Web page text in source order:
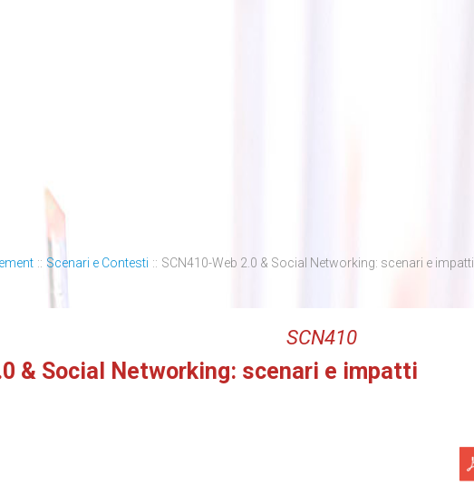
:: Scenari e Contesti :: SCN410-Web 2.0 & Social Networking: scenari e impatti
SCN410
& Social Networking: scenari e impatti